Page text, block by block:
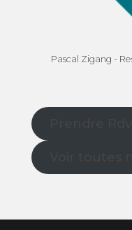
Pascal Zigang -